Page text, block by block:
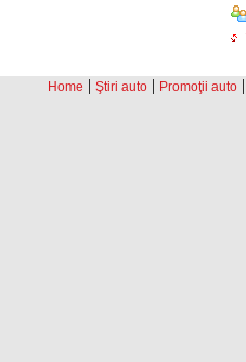
Home | Ştiri auto | Promoţii auto |